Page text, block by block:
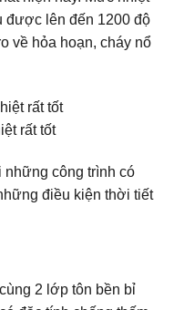
được lên đến 1200 độ
về hỏa hoạn, cháy nổ
rất tốt
công trình có
điều kiện thời tiết
2 lớp tôn bền bỉ